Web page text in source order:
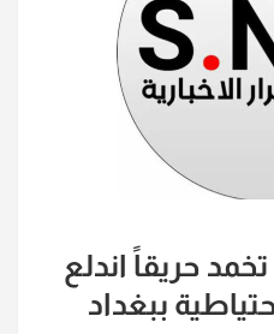
حريقاً اندلع
ببغداد